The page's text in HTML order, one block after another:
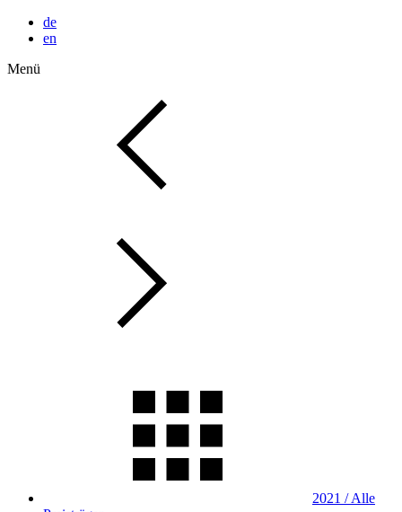
de
en
Menü
2021 / Alle